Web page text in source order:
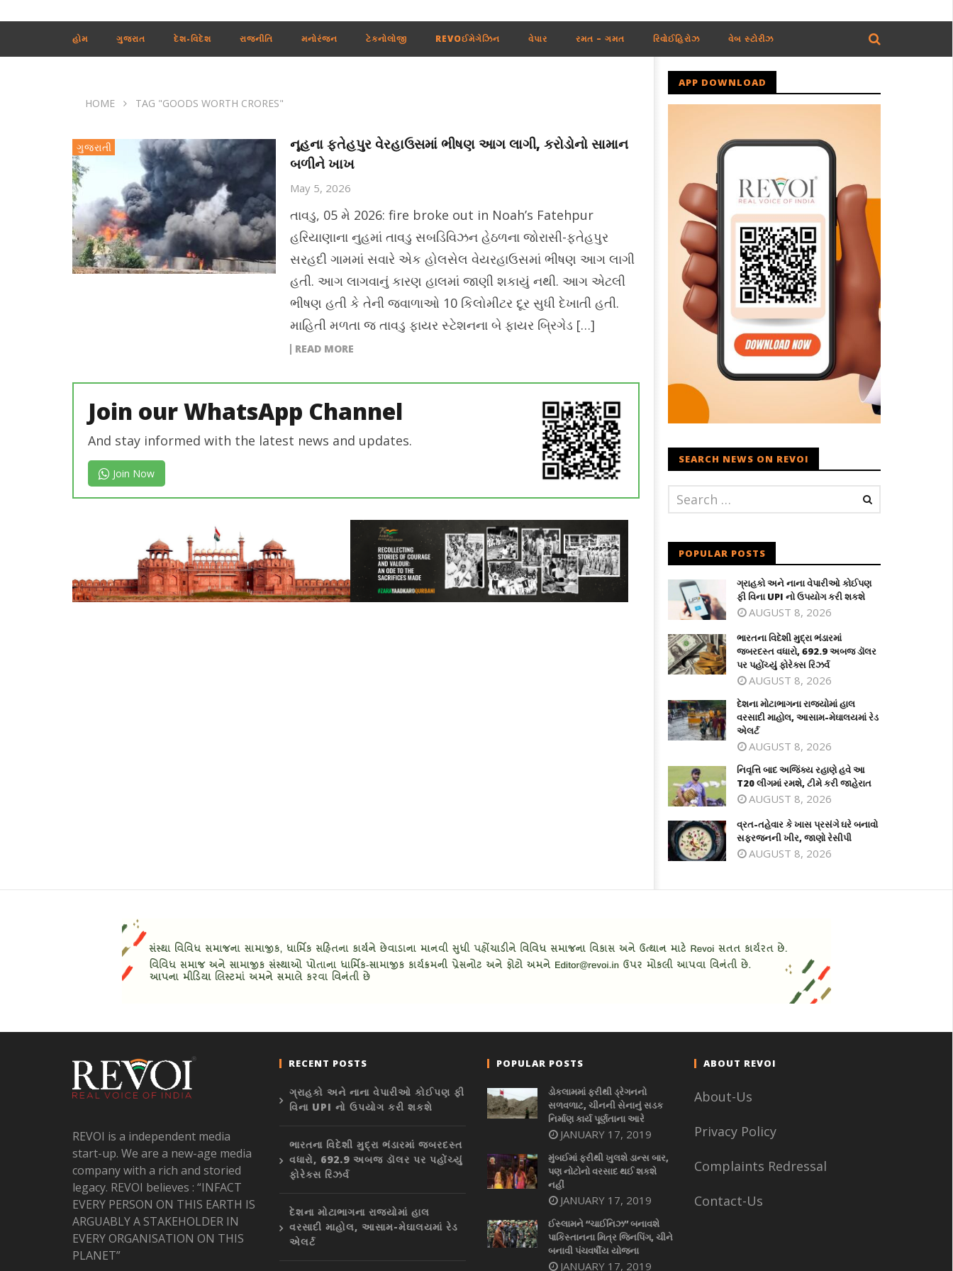
હોમ ગુજરાત દેશ-વિદેશ રાજનીતિ મનોરંજન ટેકનોલોજી REVOઈમેગેઝિન વેપાર રમત – ગમત રિવોઈહિરોઝ વેબ સ્ટોરીઝ
HOME TAG "GOODS WORTH CRORES"
ગુજરાતી
નૂહના ફતેહપુર વેરહાઉસમાં ભીષણ આગ લાગી, કરોડોનો સામાન
બળીને ખાખ
May 5, 2026
તાવડુ, 05 મે 2026: fire broke out in Noah’s Fatehpur
હરિયાણાના નુહમાં તાવડુ સબડિવિઝન હેઠળના જોરાસી-ફતેહપુર
સરહદી ગામમાં સવારે એક હોલસેલ વેયરહાઉસમાં ભીષણ આગ લાગી
હતી. આગ લાગવાનું કારણ હાલમાં જાણી શકાયું નથી. આગ એટલી
ભીષણ હતી કે તેની જ્વાળાઓ 10 કિલોમીટર દૂર સુધી દેખાતી હતી.
માહિતી મળતા જ તાવડુ ફાયર સ્ટેશનના બે ફાયર બ્રિગેડ […]
READ MORE
Join our WhatsApp Channel
And stay informed with the latest news and updates.
Join Now
APP DOWNLOAD
SEARCH NEWS ON REVOI
POPULAR POSTS
ગ્રાહકો અને નાના વેપારીઓ કોઈપણ
ફી વિના UPI નો ઉપયોગ કરી શકશે
AUGUST 8, 2026
ભારતના વિદેશી મુદ્રા ભંડારમાં
જબરદસ્ત વધારો, 692.9 અબજ ડૉલર
પર પહોંચ્યું ફોરેક્સ રિઝર્વ
AUGUST 8, 2026
દેશના મોટાભાગના રાજ્યોમાં હાલ
વરસાદી માહોલ, આસામ-મેઘાલયમાં રેડ
એલર્ટ
AUGUST 8, 2026
નિવૃત્તિ બાદ અજિંક્ય રહાણે હવે આ
T20 લીગમાં રમશે, ટીમે કરી જાહેરાત
AUGUST 8, 2026
વ્રત-તહેવાર કે ખાસ પ્રસંગે ઘરે બનાવો
સફરજનની ખીર, જાણો રેસીપી
AUGUST 8, 2026
REVOI is a independent media
start-up. We are a new-age media
company with a rich and storied
legacy. REVOI believes : “INFACT
EVERY PERSON ON THIS EARTH IS
ARGUABLY A STAKEHOLDER IN
EVERY ORGANISATION ON THIS
PLANET”
RECENT POSTS
ગ્રાહકો અને નાના વેપારીઓ કોઈપણ ફી
વિના UPI નો ઉપયોગ કરી શકશે
ભારતના વિદેશી મુદ્રા ભંડારમાં જબરદસ્ત
વધારો, 692.9 અબજ ડૉલર પર પહોંચ્યું
ફોરેક્સ રિઝર્વ
દેશના મોટાભાગના રાજ્યોમાં હાલ
વરસાદી માહોલ, આસામ-મેઘાલયમાં રેડ
એલર્ટ
POPULAR POSTS
ડોકલામમાં ફરીથી ડ્રેગનનો
સળવળાટ, ચીનની સેનાનું સડક
નિર્માણ કાર્ય પૂર્ણતાના આરે
JANUARY 17, 2019
મુંબઈમાં ફરીથી ખુલશે ડાન્સ બાર,
પણ નોટોનો વરસાદ થઈ શકશે
નહીં
JANUARY 17, 2019
ઈસ્લામને “ચાઈનિઝ” બનાવશે
પાકિસ્તાનના મિત્ર જિનપિંગ, ચીને
બનાવી પંચવર્ષીય યોજના
JANUARY 17, 2019
ABOUT REVOI
About-Us
Privacy Policy
Complaints Redressal
Contact-Us